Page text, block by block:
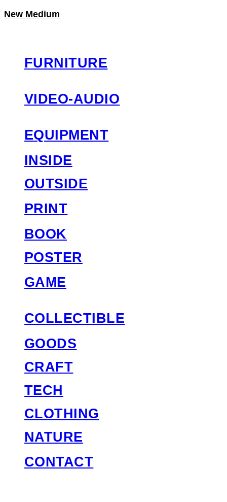
New Medium
FURNITURE
VIDEO-AUDIO
EQUIPMENT
INSIDE
OUTSIDE
PRINT
BOOK
POSTER
GAME
COLLECTIBLE
GOODS
CRAFT
TECH
CLOTHING
NATURE
CONTACT